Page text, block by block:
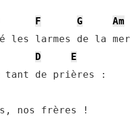
F G
Am
les larmes de la mer
D
E
tant de prières :
nos frères !